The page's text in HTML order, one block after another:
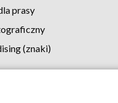
prasy
(znaki)